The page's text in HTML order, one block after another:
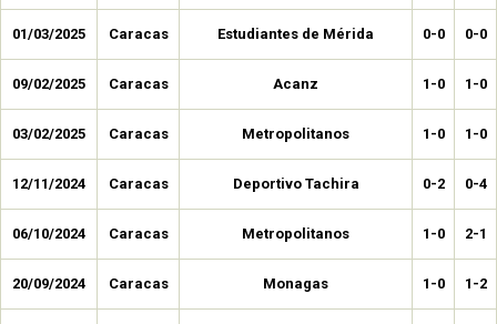
01/03/2025 Caracas Estudiantes de Mérida 0-0 0-0
09/02/2025 Caracas Acanz 1-0 1-0
03/02/2025 Caracas Metropolitanos 1-0 1-0
12/11/2024 Caracas Deportivo Tachira 0-2 0-4
06/10/2024 Caracas Metropolitanos 1-0 2-1
20/09/2024 Caracas Monagas 1-0 1-2